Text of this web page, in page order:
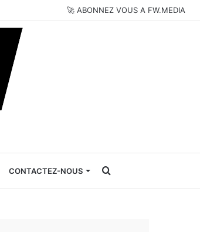
🚀 ABONNEZ VOUS A FW.MEDIA
CONTACTEZ-NOUS Rechercher